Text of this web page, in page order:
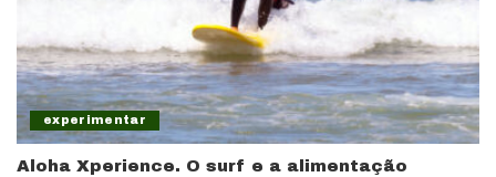
experimentar
Aloha Xperience. O surf e a alimentação